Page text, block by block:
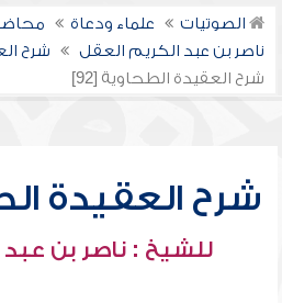
الصوتيات علماء ودعاة
ناصر بن عبد الكريم العقل
شرح
شرح العقيدة الطحاوية [92]
شرح العقيدة
للشيخ : ناصر بن عبد